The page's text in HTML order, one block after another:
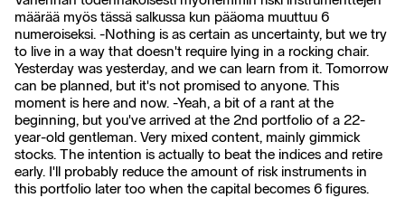
määrää myös tässä salkussa kun pääoma muuttuu 6
numeroiseksi. -Nothing is as certain as uncertainty, but we try
to live in a way that doesn't require lying in a rocking chair.
Yesterday was yesterday, and we can learn from it. Tomorrow
can be planned, but it's not promised to anyone. This
moment is here and now. -Yeah, a bit of a rant at the
beginning, but you've arrived at the 2nd portfolio of a 22-
year-old gentleman. Very mixed content, mainly gimmick
stocks. The intention is actually to beat the indices and retire
early. I'll probably reduce the amount of risk instruments in
this portfolio later too when the capital becomes 6 figures.